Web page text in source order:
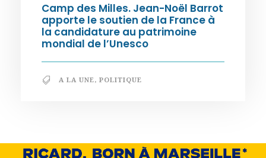
Camp des Milles. Jean-Noël Barrot
apporte le soutien de la France à
la candidature au patrimoine
mondial de l’Unesco
A LA UNE, POLITIQUE